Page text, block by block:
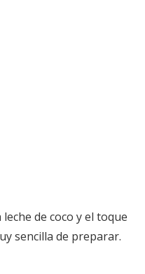
de coco y el toque
sencilla de preparar.